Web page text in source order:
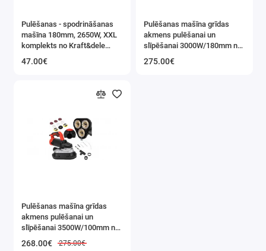
Pulēšanas - spodrināšanas
mašīna 180mm, 2650W, XXL
komplekts no Kraft&dele
47.00€
Pulēšanas mašīna grīdas
akmens pulēšanai un
slīpēšanai 3000W/180mm no
275.00€
Pulēšanas mašīna grīdas
akmens pulēšanai un
slīpēšanai 3500W/100mm no
268.00€ 275.00€